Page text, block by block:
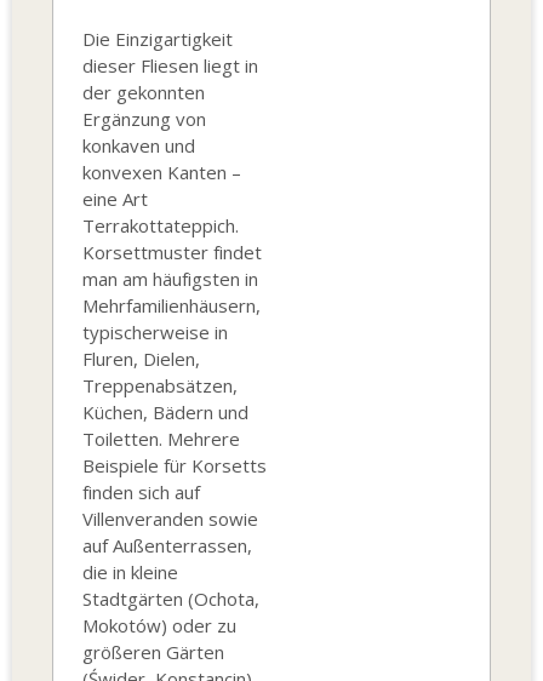
Die Einzigartigkeit
dieser Fliesen liegt in
der gekonnten
Ergänzung von
konkaven und
konvexen Kanten –
eine Art
Terrakottateppich.
Korsettmuster findet
man am häufigsten in
Mehrfamilienhäusern,
typischerweise in
Fluren, Dielen,
Treppenabsätzen,
Küchen, Bädern und
Toiletten. Mehrere
Beispiele für Korsetts
finden sich auf
Villenveranden sowie
auf Außenterrassen,
die in kleine
Stadtgärten (Ochota,
Mokotów) oder zu
größeren Gärten